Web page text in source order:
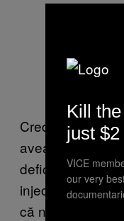
Credeau că
aveau legătură
deficiență de
injecții și
că nimic nu s-a
Kill
just
VICE
our very